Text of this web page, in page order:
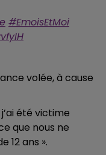
#EmoisEtMoi
volée, à cause
j’ai été victime
que nous ne
12 ans ».